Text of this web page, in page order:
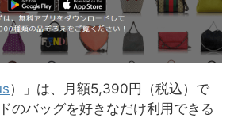
）」は、月額5,390円（税込）で
のバッグを好きなだけ利用できる